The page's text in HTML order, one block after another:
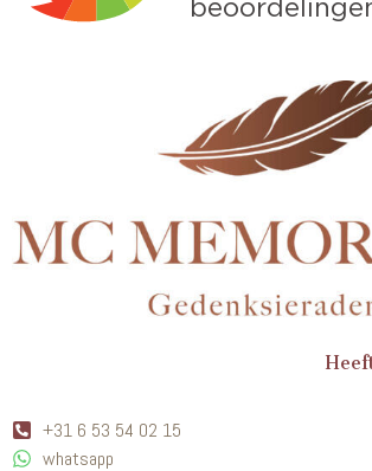
+31 6 53 54 02 15
whatsapp